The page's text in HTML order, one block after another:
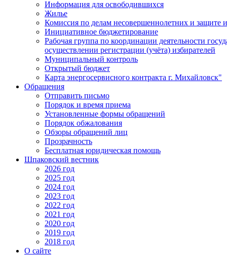
Информация для освободившихся
Жилье
Комиссия по делам несовершеннолетних и защите
Инициативное бюджетирование
Рабочая группа по координации деятельности
осуществлении регистрации (учёта) избирателей
Муниципальный контроль
Открытый бюджет
Карта энергосервисного контракта г. Михайловск"
Обращения
Отправить письмо
Порядок и время приема
Установленные формы обращений
Порядок обжалования
Обзоры обращений лиц
Прозрачность
Бесплатная юридическая помощь
Шпаковский вестник
2026 год
2025 год
2024 год
2023 год
2022 год
2021 год
2020 год
2019 год
2018 год
О сайте